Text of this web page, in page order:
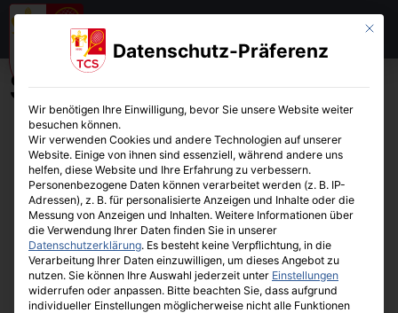
Styleguide
Primary - H1 - große
Überschrift
Primary - H2 - normale Überschrift
Mit
Datenschutz-Präferenz
Wir benötigen Ihre Einwilligung, bevor Sie unsere Website weiter
besuchen können.
Wir verwenden Cookies und andere Technologien auf unserer
Website. Einige von ihnen sind essenziell, während andere uns
helfen, diese Website und Ihre Erfahrung zu verbessern.
Personenbezogene Daten können verarbeitet werden (z. B. IP-
Adressen), z. B. für personalisierte Anzeigen und Inhalte oder die
Messung von Anzeigen und Inhalten. Weitere Informationen über
die Verwendung Ihrer Daten finden Sie in unserer
Datenschutzerklärung. Es besteht keine Verpflichtung, in die
Verarbeitung Ihrer Daten einzuwilligen, um dieses Angebot zu
nutzen. Sie können Ihre Auswahl jederzeit unter Einstellungen
widerrufen oder anpassen. Bitte beachten Sie, dass aufgrund
individueller Einstellungen möglicherweise nicht alle Funktionen